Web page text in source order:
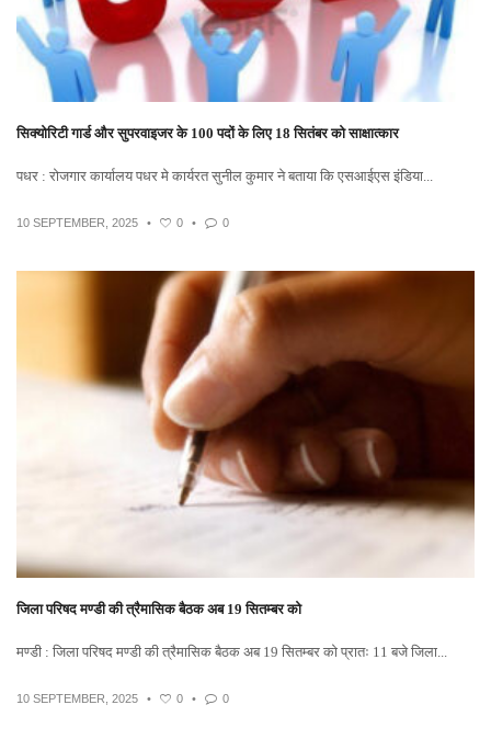
सिक्योरिटी गार्ड और सुपरवाइजर के 100 पदों के लिए 18 सितंबर को साक्षात्कार
पधर : रोजगार कार्यालय पधर मे कार्यरत सुनील कुमार ने बताया कि एसआईएस इंडिया...
10 SEPTEMBER, 2025 • 0 • 0
जिला परिषद मण्डी की त्रैमासिक बैठक अब 19 सितम्बर को
मण्डी : जिला परिषद मण्डी की त्रैमासिक बैठक अब 19 सितम्बर को प्रातः 11 बजे जिला...
10 SEPTEMBER, 2025 • 0 • 0